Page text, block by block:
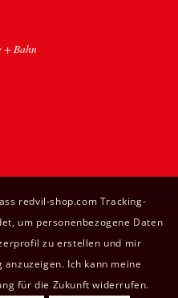
+ Bahn
redvil-shop.com Tracking-
um personenbezogene Daten
zu erstellen und mir
Ich kann meine
für die Zukunft widerrufen.